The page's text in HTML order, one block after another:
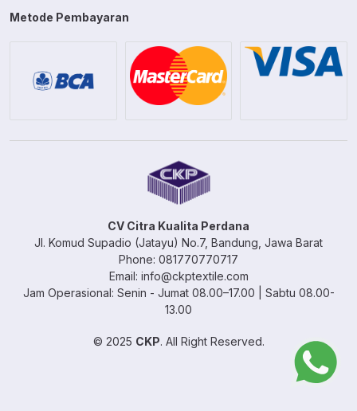
Metode Pembayaran
CV Citra Kualita Perdana
Jl. Komud Supadio (Jatayu) No.7, Bandung, Jawa Barat
Phone: 081770770717
Email: info@ckptextile.com
Jam Operasional: Senin - Jumat 08.00–17.00 | Sabtu 08.00-
13.00
© 2025 CKP. All Right Reserved.